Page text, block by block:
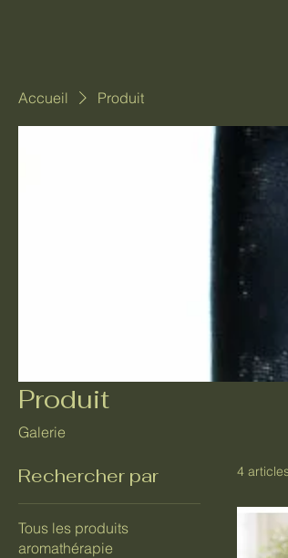
Accueil Produit
Produit
Galerie
Rechercher par
Tous les produits
aromathérapie
4